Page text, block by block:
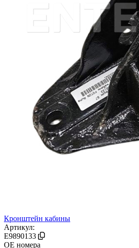
Кронштейн кабины
Артикул:
E9890133
OE номера